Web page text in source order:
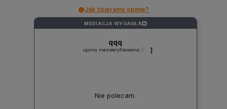
Jak zbieramy opinie?
MEDIACJA WYGASŁA ?
qqq
opinia niezweryfikowana
Nie polecam.